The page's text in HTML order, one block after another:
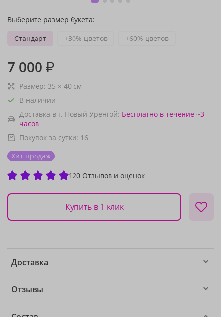
Выберите размер букета:
Стандарт
+30% цветов +60% цветов
7 000 ₽
Размер: 35 × 40 см
В наличии
Доставка в г. Новый Уренгой: Бесплатно в течение ~3
часов
Покупок за сутки: 16
Хит продаж
120 Отзывов и оценок
Купить в 1 клик
Доставка
Отзывы